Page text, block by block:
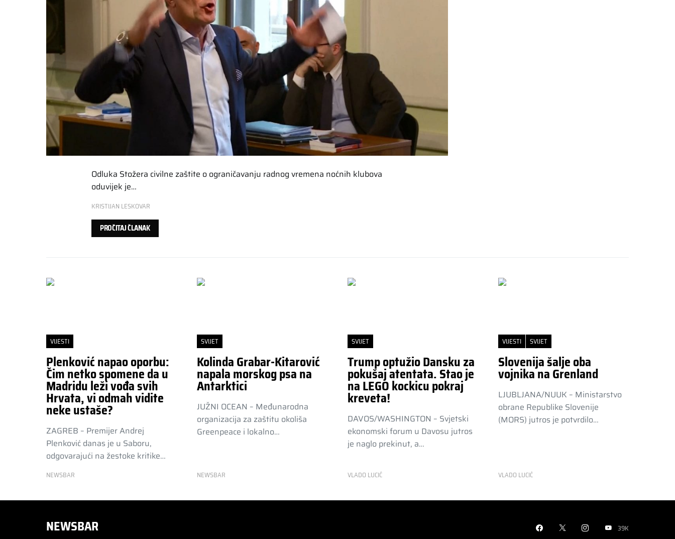
Odluka Stožera civilne zaštite o ograničavanju radnog vremena noćnih klubova
oduvijek je…
KRISTIJAN LESKOVAR
PROČITAJ ČLANAK
VIJESTI
Plenković napao oporbu:
Čim netko spomene da u
Madridu leži vođa svih
Hrvata, vi odmah vidite
neke ustaše?
ZAGREB – Premijer Andrej
Plenković danas je u Saboru,
odgovarajući na žestoke kritike…
NEWSBAR
SVIJET
Kolinda Grabar-Kitarović
napala morskog psa na
Antarktici
JUŽNI OCEAN – Međunarodna
organizacija za zaštitu okoliša
Greenpeace i lokalno…
NEWSBAR
SVIJET
Trump optužio Dansku za
pokušaj atentata. Stao je
na LEGO kockicu pokraj
kreveta!
DAVOS/WASHINGTON – Svjetski
ekonomski forum u Davosu jutros
je naglo prekinut, a…
VLADO LUCIĆ
VIJESTI SVIJET
Slovenija šalje oba
vojnika na Grenland
LJUBLJANA/NUUK – Ministarstvo
obrane Republike Slovenije
(MORS) jutros je potvrdilo…
VLADO LUCIĆ
NEWSBAR 39K